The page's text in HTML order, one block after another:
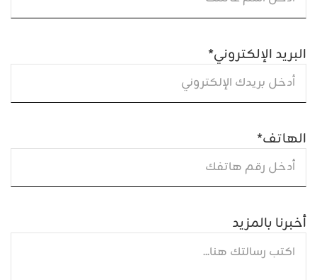
البريد الإلكتروني*
الهاتف*
أخبرنا بالمزيد